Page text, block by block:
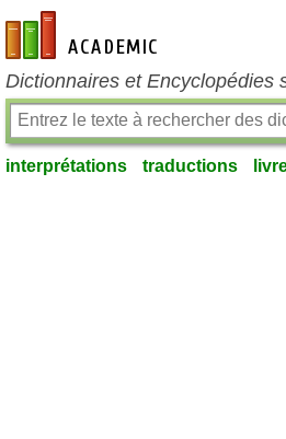
fr-academic.com
Dictionnaires et Encyclopédies
interprétations traductions